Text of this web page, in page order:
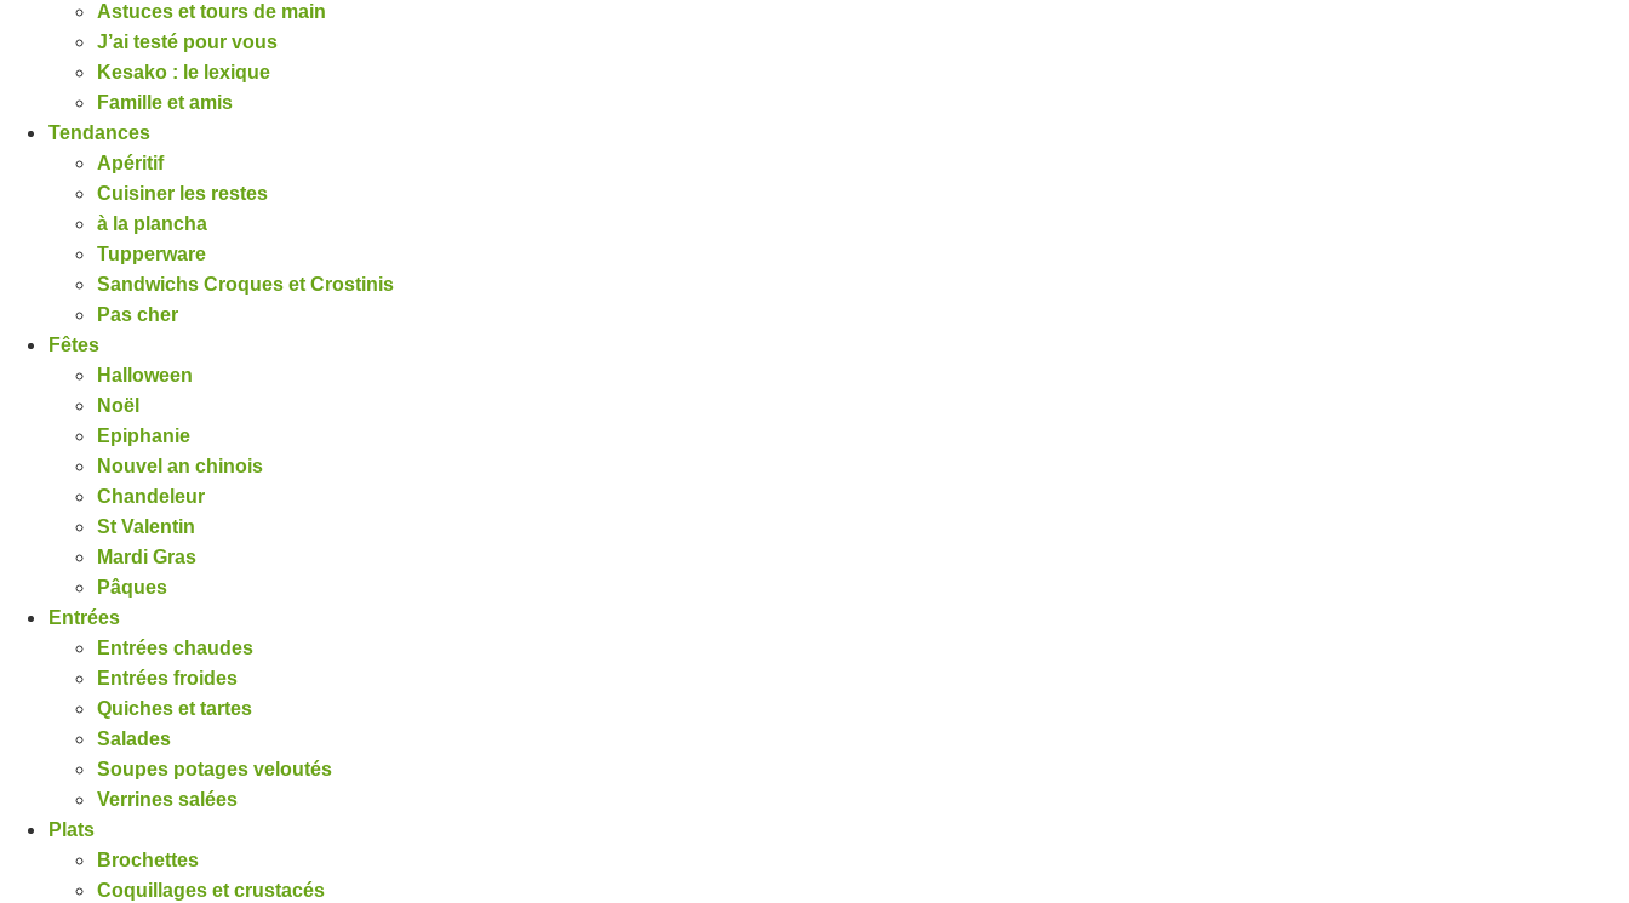
Astuces et tours de main
J’ai testé pour vous
Kesako : le lexique
Famille et amis
Tendances
Apéritif
Cuisiner les restes
à la plancha
Tupperware
Sandwichs Croques et Crostinis
Pas cher
Fêtes
Halloween
Noël
Epiphanie
Nouvel an chinois
Chandeleur
St Valentin
Mardi Gras
Pâques
Entrées
Entrées chaudes
Entrées froides
Quiches et tartes
Salades
Soupes potages veloutés
Verrines salées
Plats
Brochettes
Coquillages et crustacés